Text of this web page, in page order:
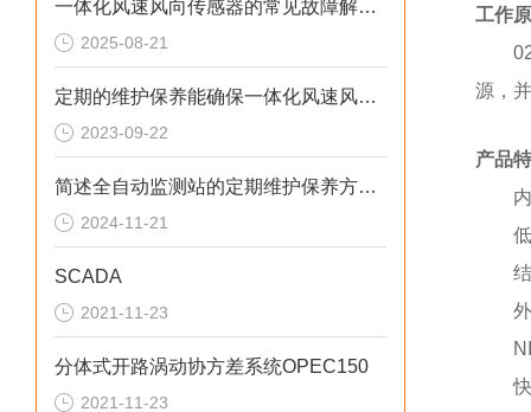
一体化风速风向传感器的常见故障解决方法介绍
2025-08-21
定期的维护保养能确保一体化风速风向传感器可靠性
2023-09-22
简述全自动监测站的定期维护保养方法建议
2024-11-21
SCADA
2021-11-23
分体式开路涡动协方差系统OPEC150
2021-11-23
工作
源，
产品